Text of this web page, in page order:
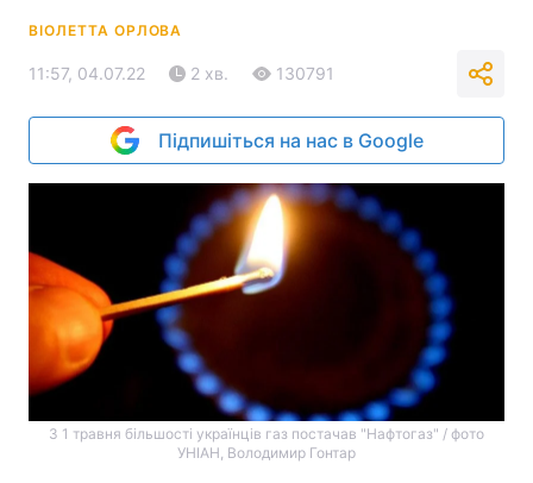
ВІОЛЕТТА ОРЛОВА
11:57, 04.07.22 2 хв. 130791
Підпишіться на нас в Google
З 1 травня більшості українців газ постачав "Нафтогаз" / фото
УНІАН, Володимир Гонтар